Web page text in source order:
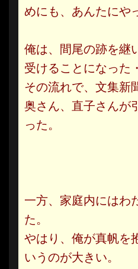
めにも、あんたにや
俺は、間尾の跡を継
受けることになった
その流れで、文集新
奥さん、直子さんが
った。
一方、家庭内にはわ
た。
やはり、俺が真帆を
いうのが大きい。